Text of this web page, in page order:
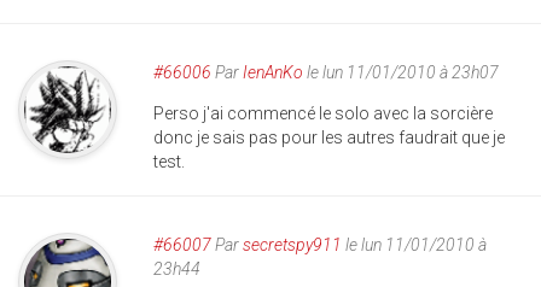
#66006 Par IenAnKo le lun 11/01/2010 à 23h07
Perso j'ai commencé le solo avec la sorcière
donc je sais pas pour les autres faudrait que je
test.
#66007Parsecretspy911 le lun 11/01/2010 à
23h44